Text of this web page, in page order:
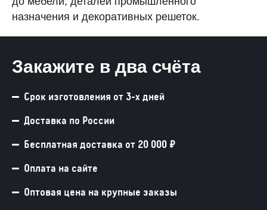
назначения и декоративных решеток.
Закажите в два счёта
Срок изготовления от 3-х дней
Доставка по России
Бесплатная доставка от 20 000 ₽
Оплата на сайте
Оптовая цена на крупные заказы